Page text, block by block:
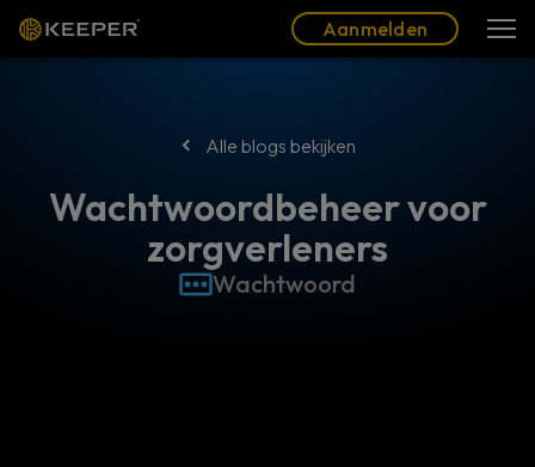
Aanmelden
Alle blogs bekijken
Wachtwoordbeheer voor
zorgverleners
Wachtwoord